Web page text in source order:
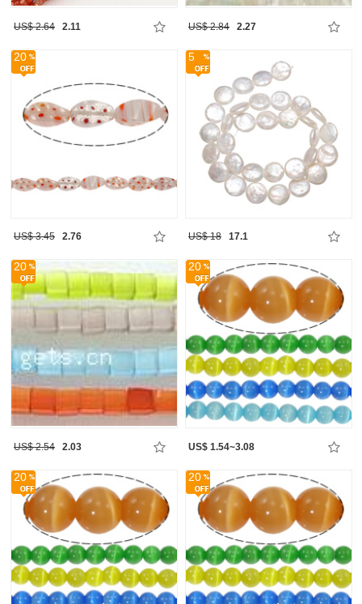
US$ 2.64 2.11 US$ 2.84 2.27
20
US$ 3.45 2.76
5
US$ 18 17.1
20
US$ 2.54 2.03
20
US$ 1.54~3.08
20 20